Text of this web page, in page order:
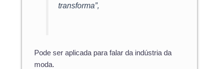
transforma”,
Pode ser aplicada para falar da indústria da
moda.